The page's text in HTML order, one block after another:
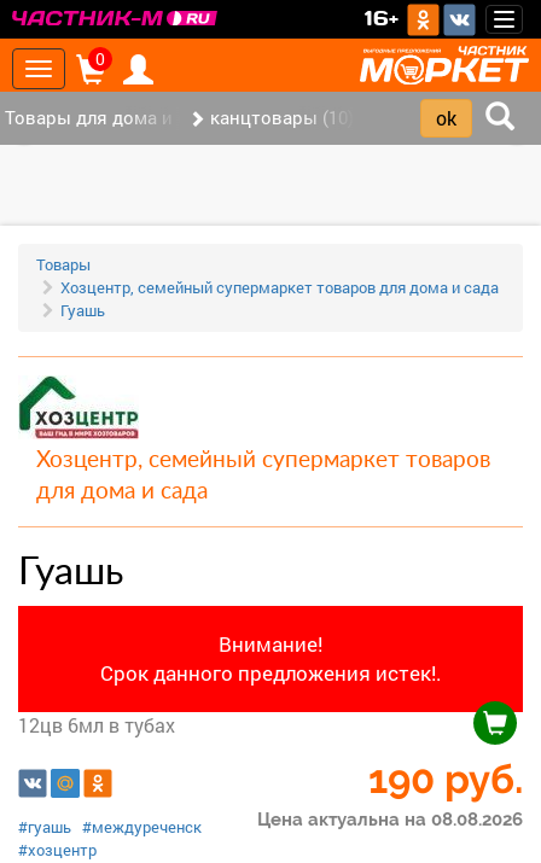
16+
Toggle
navigation
0
Товары для дома и офиса (113)канцтовары (10)
Товары
Хозцентр, семейный супермаркет товаров для дома и сада
Гуашь
Хозцентр, семейный супермаркет товаров
для дома и сада
Гуашь
Внимание!
Срок данного предложения истек!.
12цв 6мл в тубах
190 руб.
Цена актуальна на 08.08.2026
#гуашь #междуреченск
#хозцентр
‹ ›